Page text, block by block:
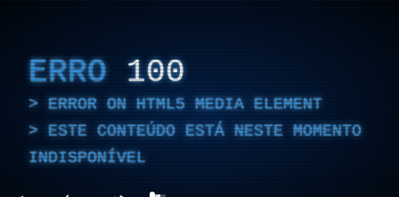
ERRO 100
ERROR ON HTML5 MEDIA ELEMENT
ESTE CONTEÚDO ESTÁ NESTE MOMENTO
INDISPONÍVEL